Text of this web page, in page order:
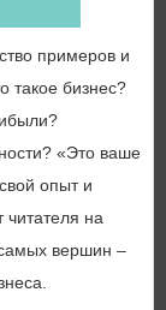
примеров и
такое бизнес?
«Это ваше
опыт и
читателя на
вершин –